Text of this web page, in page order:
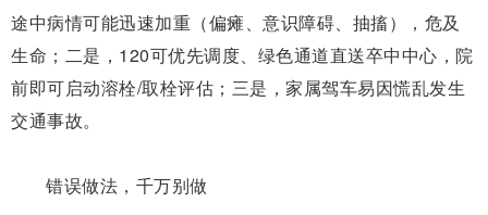
途中病情可能迅速加重（偏瘫、意识障碍、抽搐），危及
生命；二是，120可优先调度、绿色通道直送卒中中心，院
前即可启动溶栓/取栓评估；三是，家属驾车易因慌乱发生
交通事故。
错误做法，千万别做